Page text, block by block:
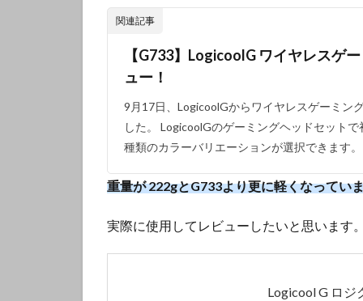
関連記事
【G733】LogicoolG ワイヤレスゲ
ュー！
9月17日、LogicoolGからワイヤレスゲーミン
した。 LogicoolGのゲーミングヘッドセット
種類のカラーバリエーションが選択できます
重量が 222gとG733より更に軽くなってい
実際に使用してレビューしたいと思います
Logicool G ロジ